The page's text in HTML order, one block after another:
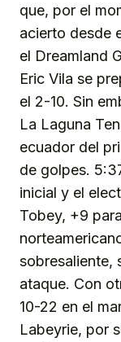
que, por el
acierto desde
el Dreamland
Eric Vila se
el 2-10. Sin
La Laguna
ecuador del
de golpes.
inicial y el
Tobey, +9
sobresaliente,
ataque. Con
10-22 en el
Labeyrie, por